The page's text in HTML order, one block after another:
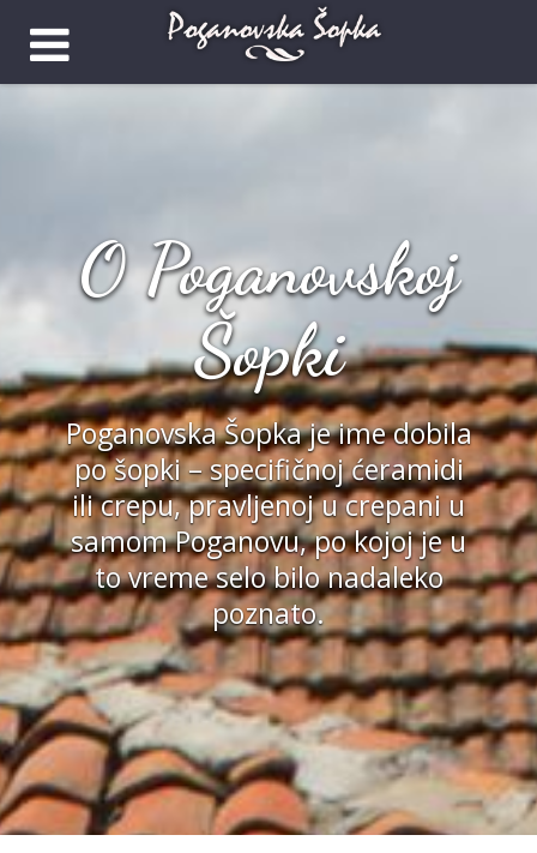
O Poganovskoj
Šopki
Poganovska Šopka je ime dobila
po šopki – specifičnoj ćeramidi
ili crepu, pravljenoj u crepani u
samom Poganovu, po kojoj je u
to vreme selo bilo nadaleko
poznato.